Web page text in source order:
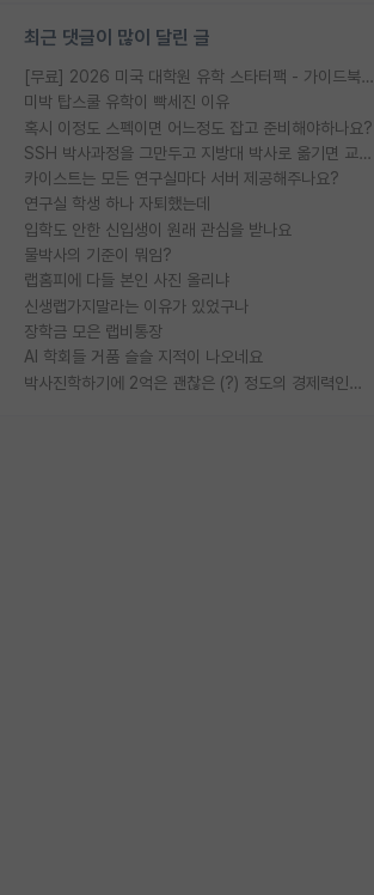
최근 댓글이 많이 달린 글
[무료] 2026 미국 대학원 유학 스타터팩 - 가이드북 & 합격자 컨택메일 템플릿
미박 탑스쿨 유학이 빡세진 이유
혹시 이정도 스펙이면 어느정도 잡고 준비해야하나요?
SSH 박사과정을 그만두고 지방대 박사로 옮기면 교수의 꿈은 끝일까요?
카이스트는 모든 연구실마다 서버 제공해주나요?
연구실 학생 하나 자퇴했는데
입학도 안한 신입생이 원래 관심을 받나요
물박사의 기준이 뭐임?
랩홈피에 다들 본인 사진 올리냐
신생랩가지말라는 이유가 있었구나
장학금 모은 랩비통장
AI 학회들 거품 슬슬 지적이 나오네요
박사진학하기에 2억은 괜찮은 (?) 정도의 경제력인가요